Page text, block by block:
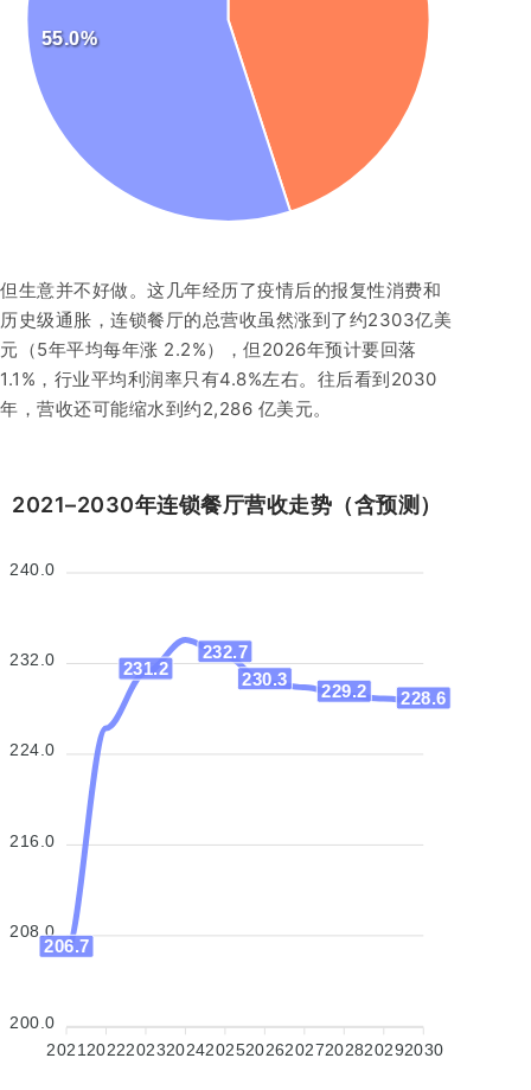
55.0%
但生意并不好做。这几年经历了疫情后的报复性消费和
历史级通胀，连锁餐厅的总营收虽然涨到了约2303亿美
元（5年平均每年涨 2.2%），但2026年预计要回落
1.1%，行业平均利润率只有4.8%左右。往后看到2030
年，营收还可能缩水到约2,286 亿美元。
2021–2030年连锁餐厅营收走势（含预测）
240.0
232.0
224.0
216.0
208.0
200.0
206.7
231.2
232.7
230.3
229.2 228.6
2021 202220232024202520262027202820292030